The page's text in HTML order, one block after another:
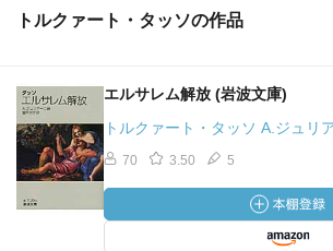
トルクァート・タッソの作品
エルサレム解放 (岩波文庫)
トルクァート・タッソ A.ジュリ
70 3.50 5